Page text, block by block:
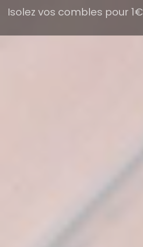
Isolez vos combles pour 1€